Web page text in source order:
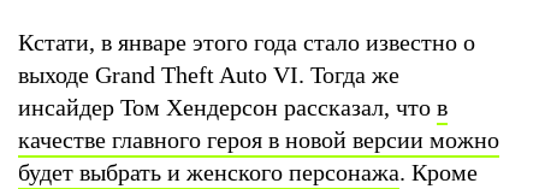
Кстати, в январе этого года стало известно о
выходе Grand Theft Auto VI. Тогда же
инсайдер Том Хендерсон рассказал, что в
качестве главного героя в новой версии можно
будет выбрать и женского персонажа. Кроме